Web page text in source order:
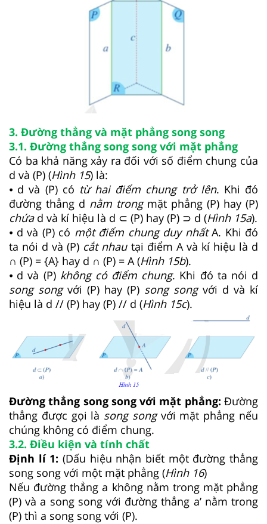
3. Đường thẳng và mặt phẳng song song
3.1. Đường thẳng song song với mặt phẳng
Có ba khả năng xảy ra đối với số điểm chung của
d và (P) (Hình 15) là:
⦁ d và (P) có từ hai điểm chung trở lên. Khi đó
đường thẳng d nằm trongmặt phẳng (P) hay (P)
chứa d và kí hiệu là d ⊂ (P) hay (P) ⊃ d (Hình 15a).
⦁ d và (P) có một điểm chung duy nhấtA. Khi đó
ta nói d và (P) cắt nhautại điểm A và kí hiệu là d
∩ (P) = {A} hay d ∩ (P) = A (Hình 15b).
⦁ d và (P) không có điểm chung. Khi đó ta nói d
song song với (P) hay (P) song songvới d và kí
hiệu là d // (P) hay (P) // d (Hình 15c).
Đường thẳng song song với mặt phẳng: Đường
thẳng được gọi là song songvới mặt phẳng nếu
chúng không có điểm chung.
3.2. Điều kiện và tính chất
Định lí 1: (Dấu hiệu nhận biết một đường thẳng
song song với một mặt phẳng (Hình 16)
Nếu đường thẳng a không nằm trong mặt phẳng
(P) và a song song với đường thẳng a’ nằm trong
(P) thì a song song với (P).